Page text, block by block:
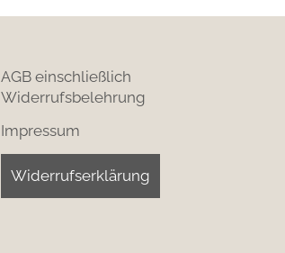
AGB einschließlich
Widerrufsbelehrung
Impressum
Widerrufserklärung